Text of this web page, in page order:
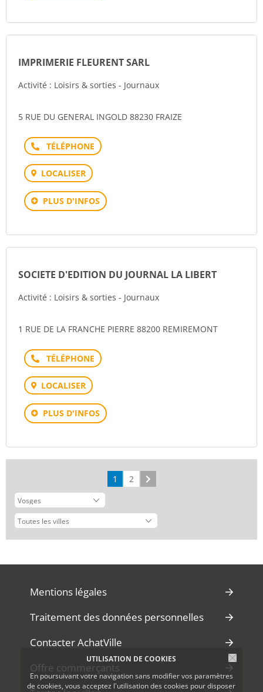
UTILISATION DE COOKIES
En poursuivant votre navigation sans modifier vos paramètres
de cookies, vous acceptez l'utilisation des cookies pour disposer
IMPRIMERIE FLEURENT SARL
Activité : Loisirs & sorties - Journaux
5 RUE DU GENERAL INGOLD 88230 FRAIZE
Téléphone
LOCALISER
PLUS D'INFOS
SOCIETE D'EDITION DU JOURNAL LA LIBERT
Activité : Loisirs & sorties - Journaux
1 RUE DE LA FRANCHE PIERRE 88200 REMIREMONT
Téléphone
LOCALISER
PLUS D'INFOS
1 2
Mentions légales
Traitement des données personnelles
Contacter AchatVille
Offre commerçants